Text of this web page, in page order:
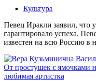
Культура
Певец Иракли заявил, что
гарантировало успеха.
известен на всю Россию
От простушек с ямочками
любимая артистка